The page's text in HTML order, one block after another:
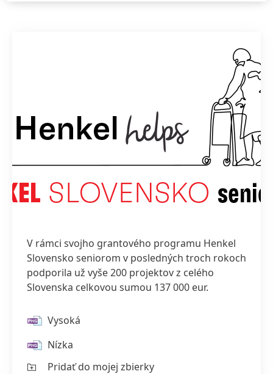
V rámci svojho grantového programu Henkel
Slovensko seniorom v posledných troch rokoch
podporila už vyše 200 projektov z celého
Slovenska celkovou sumou 137 000 eur.
Vysoká
Nízka
Pridať do mojej zbierky